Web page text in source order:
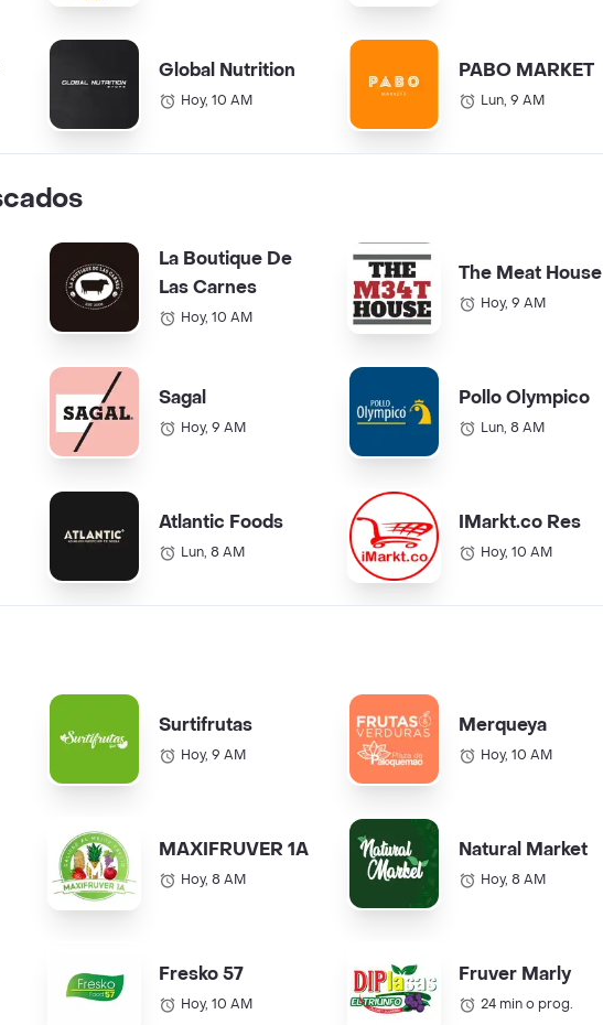
Global Nutrition
Hoy, 10 AM
PABO MARKET
Lun, 9 AM
La Boutique De
Las Carnes
Hoy, 10 AM
Sagal
Hoy, 9 AM
Atlantic Foods
Lun, 8 AM
The Meat House
Hoy, 9 AM
Pollo Olympico
Lun, 8 AM
IMarkt.co Res
Hoy, 10 AM
Surtifrutas
Hoy, 9 AM
MAXIFRUVER 1A
Hoy, 8 AM
Fresko 57
Hoy, 10 AM
Merqueya
Hoy, 10 AM
Natural Market
Hoy, 8 AM
Fruver Marly
24 min o prog.